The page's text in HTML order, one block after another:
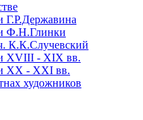
Г.Р.Державина
Ф.Н.Глинки
К.К.Случевский
XVIII - XIX вв.
XX - XXI вв.
художников